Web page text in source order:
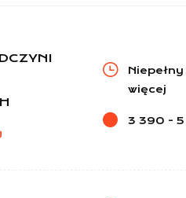
więcej
3 390 - 5